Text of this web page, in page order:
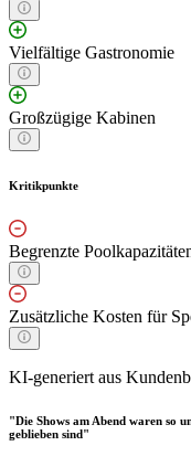
Vielfältige Gastronomie
Großzügige Kabinen
Kritikpunkte
Begrenzte
Zusätzliche Kosten für
KI-generiert aus
"Die Shows am Abend waren so
geblieben sind"